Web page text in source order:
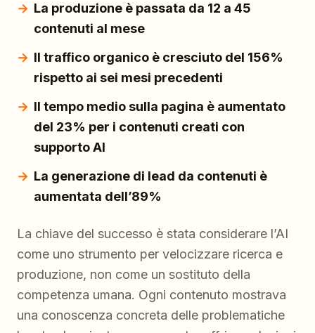
La produzione è passata da 12 a 45
contenuti al mese
Il traffico organico è cresciuto del 156%
rispetto ai sei mesi precedenti
Il tempo medio sulla pagina è aumentato
del 23% per i contenuti creati con
supporto AI
La generazione di lead da contenuti è
aumentata dell’89%
La chiave del successo è stata considerare l’AI
come uno strumento per velocizzare ricerca e
produzione, non come un sostituto della
competenza umana. Ogni contenuto mostrava
una conoscenza concreta delle problematiche